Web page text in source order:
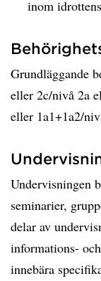
inom
Grundläggande
eller 2c/nivå 2a
eller 1a1+1a2/
Undervisningen
seminarier,
delar av
informations-
innebära